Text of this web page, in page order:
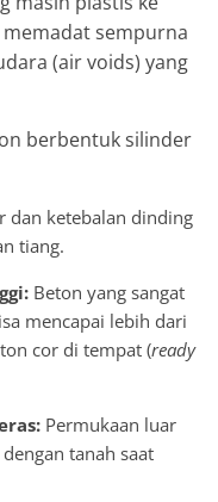
sempurna
(air voids) yang
berbentuk silinder
dan ketebalan dinding
tiang.
Beton yang sangat
mencapai lebih dari
cor di tempat (ready
Permukaan luar
tanah saat